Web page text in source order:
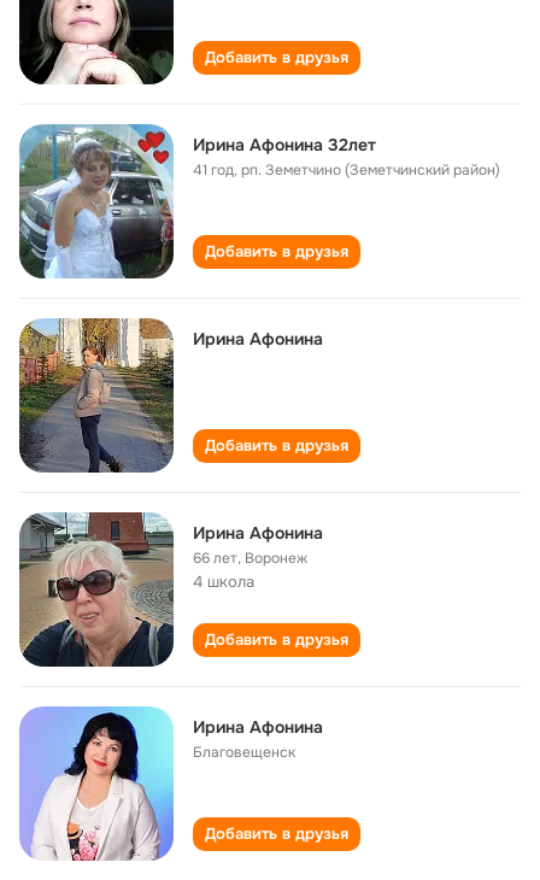
Добавить в друзья
Ирина Афонина 32лет
41 год,рп. Земетчино (Земетчинский район)
Добавить в друзья
Ирина Афонина
Добавить в друзья
Ирина Афонина
66 лет, Воронеж
4 школа
Добавить в друзья
Ирина Афонина
Благовещенск
Добавить в друзья